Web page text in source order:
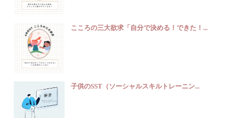
こころの三大欲求「自分で決める！できた！...
子供のSST（ソーシャルスキルトレーニン...